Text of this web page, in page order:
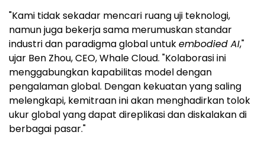
"Kami tidak sekadar mencari ruang uji teknologi,
namun juga bekerja sama merumuskan standar
industri dan paradigma global untukembodied AI,"
ujar Ben Zhou, CEO, Whale Cloud. "Kolaborasi ini
menggabungkan kapabilitas model dengan
pengalaman global. Dengan kekuatan yang saling
melengkapi, kemitraan ini akan menghadirkan tolok
ukur global yang dapat direplikasi dan diskalakan di
berbagai pasar."